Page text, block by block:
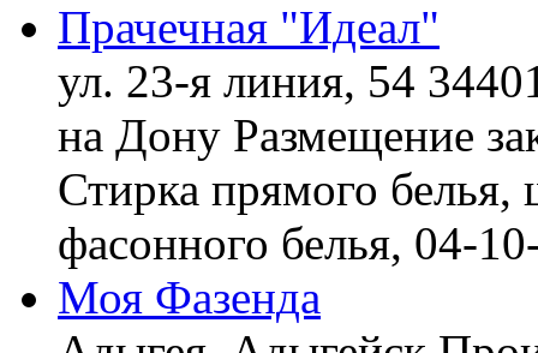
Прачечная "Идеал"
ул. 23-я линия, 54
на Дону Размещение
Стирка прямого
фасонного белья, 04-
Моя Фазенда